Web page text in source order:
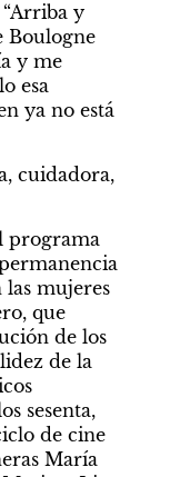
y
Boulogne
y me
esa
ya no está
cuidadora,
programa
las mujeres
que
de los
de la
sesenta,
de cine
María